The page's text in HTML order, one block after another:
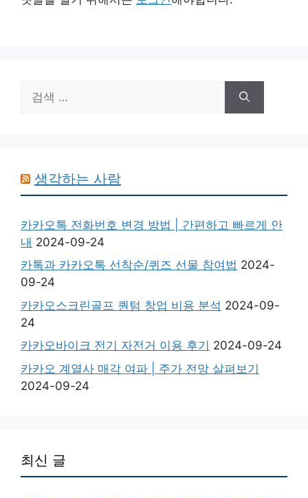
색:
생각하는 사람
카카오톡 전화번호 변경 방법 | 간편하고 빠르게 안
내 2024-09-24
카톡과 카카오톡 선착순/퀴즈 선물 참여법 2024-
09-24
카카오스크린골프 퀀텀 창업 비용 분석 2024-09-
24
카카오바이크 전기 자전거 이용 후기 2024-09-24
카카오 계열사 매각 여파 | 주가 전망 살펴보기
2024-09-24
최신 글